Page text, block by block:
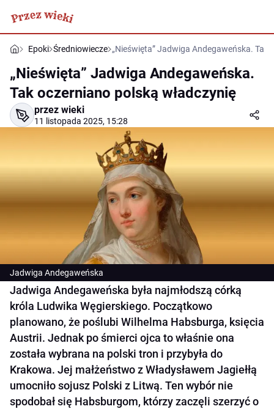
Epoki Średniowiecze „Nieświęta” Jadwiga Andegaweńska. Tak
„Nieświęta” Jadwiga Andegaweńska.
Tak oczerniano polską władczynię
przez wieki
11 listopada 2025, 15:28
Jadwiga Andegaweńska
Jadwiga Andegaweńska była najmłodszą córką
króla Ludwika Węgierskiego. Początkowo
planowano, że poślubi Wilhelma Habsburga, księcia
Austrii. Jednak po śmierci ojca to właśnie ona
została wybrana na polski tron i przybyła do
Krakowa. Jej małżeństwo z Władysławem Jagiełłą
umocniło sojusz Polski z Litwą. Ten wybór nie
spodobał się Habsburgom, którzy zaczęli szerzyć o